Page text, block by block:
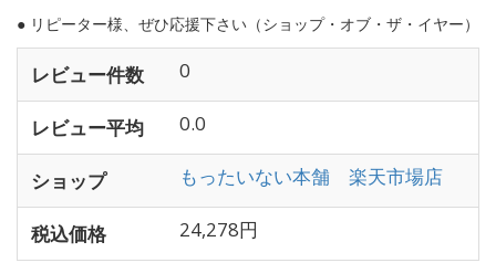
● リピーター様、ぜひ応援下さい（ショップ・オブ・ザ・イヤー）
レビュー件数 0
レビュー平均 0.0
ショップ もったいない本舗 楽天市場店
税込価格 24,278円